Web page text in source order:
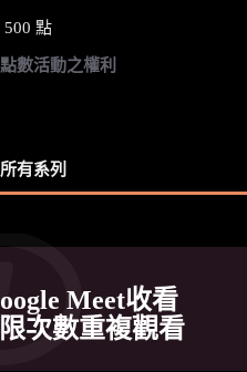
500 點
數活動之權利
所有系列
Meet收看
次數重複觀看